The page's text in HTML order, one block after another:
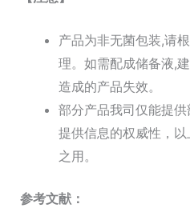
产品为非无菌包装,请
理。如需配成储备液,
造成的产品失效。
部分产品我司仅能提
提供信息的权威性，
之用。
参考文献：